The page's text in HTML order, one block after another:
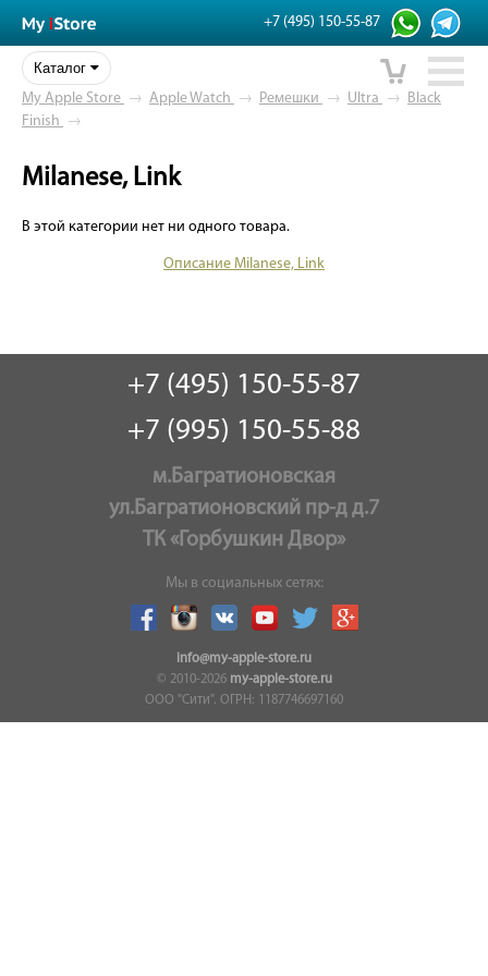
+7 (495) 150-55-87
Каталог
My Apple Store → Apple Watch → Ремешки → Ultra → Black
Finish →
Milanese, Link
В этой категории нет ни одного товара.
Описание Milanese, Link
+7 (495) 150-55-87
+7 (995) 150-55-88
м.Багратионовская
ул.Багратионовский пр-д д.7
ТК «Горбушкин Двор»
Мы в социальных сетях:
info@my-apple-store.ru
© 2010-2026 my-apple-store.ru
ООО "Сити". ОГРН: 1187746697160